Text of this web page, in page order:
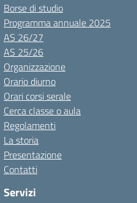
Borse di studio
Programma annuale 2025
AS 26/27
AS 25/26
Organizzazione
Orario diurno
Orari corsi serale
Cerca classe o aula
Regolamenti
La storia
Presentazione
Contatti
Servizi